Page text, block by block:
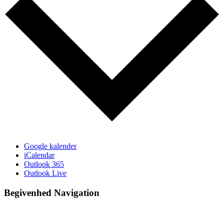
Google kalender
iCalendar
Outlook 365
Outlook Live
Begivenhed Navigation